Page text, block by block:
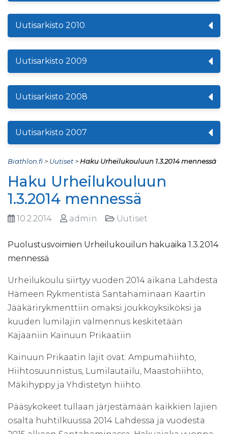
Uutisarkisto 2010
Uutisarkisto 2009
Uutisarkisto 2008
Uutisarkisto 2007
Biathlon.fi> Uutiset> Haku Urheilukouluun 1.3.2014 mennessä
Haku Urheilukouluun
1.3.2014 mennessä
10.2.2014 admin Uutiset
Puolustusvoimien Urheilukouilun hakuaika 1.3.2014
mennessä
Urheilukoulu siirtyy vuoden 2014 aikana Lahdesta
Hämeen Rykmentistä Santahaminaan Kaartin
Jääkärirykmenttiin omaksi joukkoyksiköksi ja
kuuden lumilajin valmennus keskitetään
Kajaaniin Kainuun Prikaatiin
Kainuun Prikaatin lajit ovat: Ampumahiihto,
Hiihtosuunnistus, Lumilautailu, Maastohiihto,
Mäkihyppy ja Yhdistetyn hiihto.
Pääsykokeet tullaan järjestämään kaikkien lajien
osalta huhtilkuussa 2014 Lahdessa ja vuodesta